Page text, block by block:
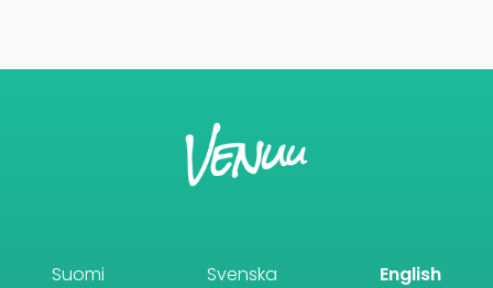
Suomi Svenska English